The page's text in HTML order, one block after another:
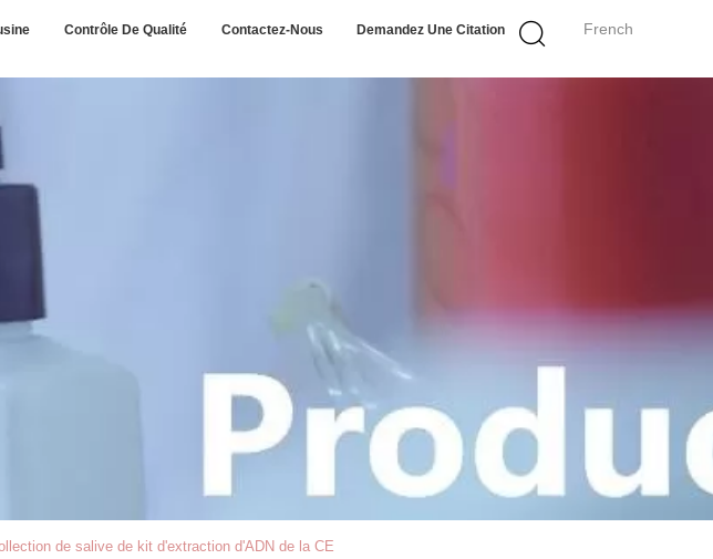
French
Contrôle De Qualité Contactez-Nous Demandez Une Citation
de salive de kit d'extraction d'ADN de la CE